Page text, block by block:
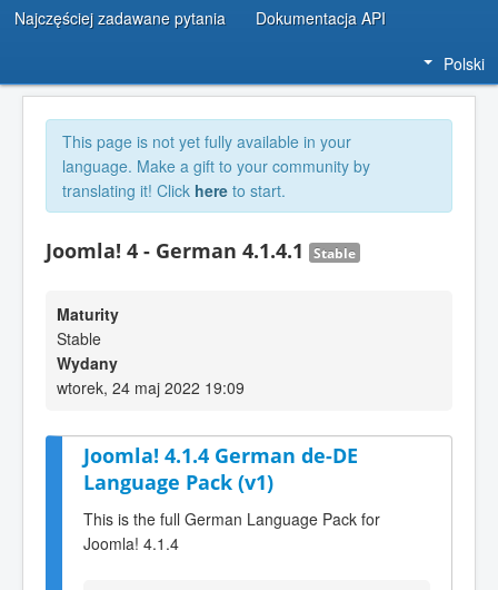
Najczęściej zadawane pytania Dokumentacja API
Polski
This page is not yet fully available in your
language. Make a gift to your community by
translating it! Click here to start.
Joomla! 4 - German 4.1.4.1 Stable
Maturity
Stable
Wydany
wtorek, 24 maj 2022 19:09
Joomla! 4.1.4 German de-DE
Language Pack (v1)
This is the full German Language Pack for
Joomla! 4.1.4